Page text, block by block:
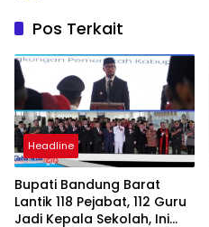
Pos Terkait
Headline
Bupati Bandung Barat
Lantik 118 Pejabat, 112 Guru
Jadi Kepala Sekolah, Ini